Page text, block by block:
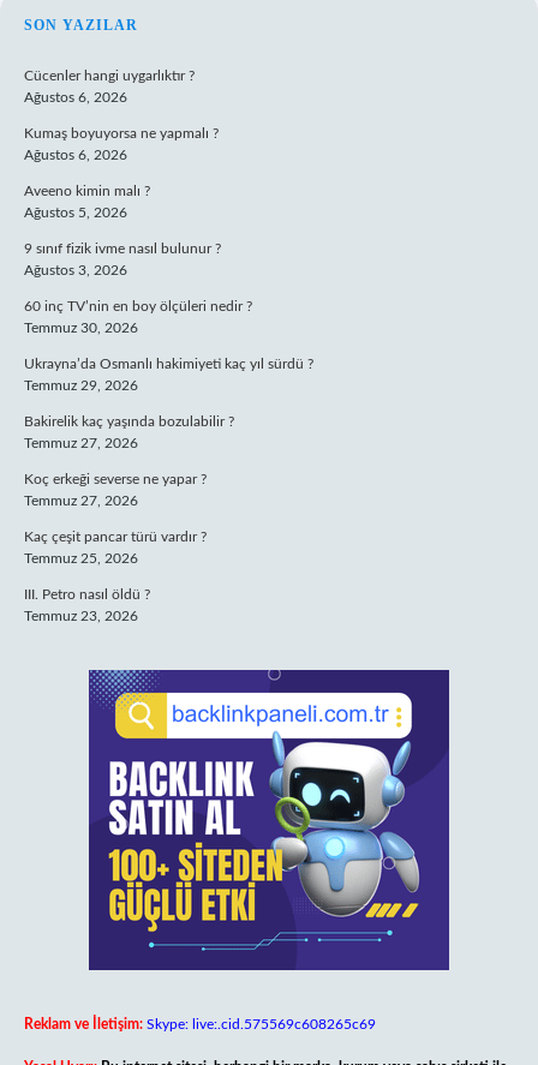
SIDEBAR
SON YAZILAR
Cücenler hangi uygarlıktır ?
Ağustos 6, 2026
Kumaş boyuyorsa ne yapmalı ?
Ağustos 6, 2026
Aveeno kimin malı ?
Ağustos 5, 2026
9 sınıf fizik ivme nasıl bulunur ?
Ağustos 3, 2026
60 inç TV’nin en boy ölçüleri nedir ?
Temmuz 30, 2026
Ukrayna’da Osmanlı hakimiyeti kaç yıl sürdü ?
Temmuz 29, 2026
Bakirelik kaç yaşında bozulabilir ?
Temmuz 27, 2026
Koç erkeği severse ne yapar ?
Temmuz 27, 2026
Kaç çeşit pancar türü vardır ?
Temmuz 25, 2026
III. Petro nasıl öldü ?
Temmuz 23, 2026
Reklam ve İletişim: Skype: live:.cid.575569c608265c69